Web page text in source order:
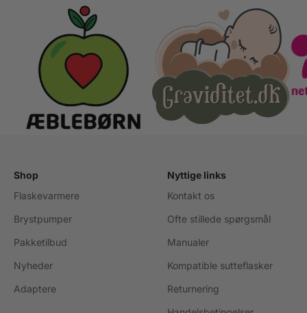
Shop
Flaskevarmere
Brystpumper
Pakketilbud
Nyheder
Adaptere
Nyttige links
Kontakt os
Ofte stillede spørgsmål
Manualer
Kompatible sutteflasker
Returnering